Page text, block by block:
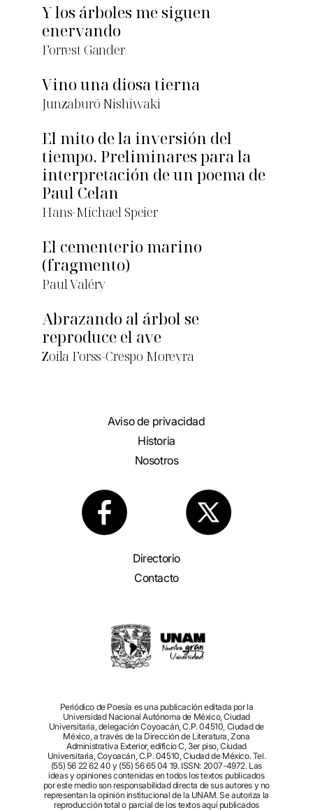
Y los árboles me siguen
enervando
Forrest Gander
Vino una diosa tierna
Junzaburō Nishiwaki
El mito de la inversión del
tiempo. Preliminares para la
interpretación de un poema de
Paul Celan
Hans-Michael Speier
El cementerio marino
(fragmento)
Paul Valéry
Abrazando al árbol se
reproduce el ave
Zoila Forss-Crespo Moreyra
Aviso de privacidad
Historia
Nosotros
Directorio
Contacto
Periódico de Poesía es una publicación editada por la
Universidad Nacional Autónoma de México, Ciudad
Universitaria, delegación Coyoacán, C.P. 04510, Ciudad de
México, a través de la Dirección de Literatura, Zona
Administrativa Exterior, edificio C, 3er piso, Ciudad
Universitaria, Coyoacán, C.P. 04510, Ciudad de México. Tel.
(55) 56 22 62 40 y (55) 56 65 04 19. ISSN: 2007-4972. Las
ideas y opiniones contenidas en todos los textos publicados
por este medio son responsabilidad directa de sus autores y no
representan la opinión institucional de la UNAM. Se autoriza la
reproducción total o parcial de los textos aquí publicados